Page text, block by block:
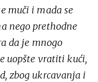
muči i mada se
nego prethodne
da je mnogo
uopšte vratiti kući,
zbog ukrcavanja i